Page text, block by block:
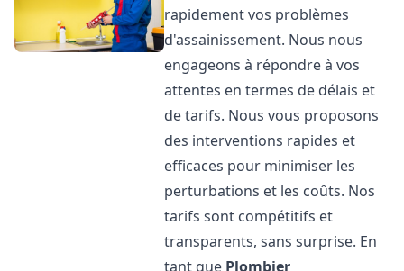
rapidement vos problèmes
d'assainissement. Nous nous
engageons à répondre à vos
attentes en termes de délais et
de tarifs. Nous vous proposons
des interventions rapides et
efficaces pour minimiser les
perturbations et les coûts. Nos
tarifs sont compétitifs et
transparents, sans surprise. En
tant que Plombier